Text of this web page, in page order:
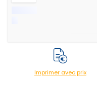
Imprimer avec prix